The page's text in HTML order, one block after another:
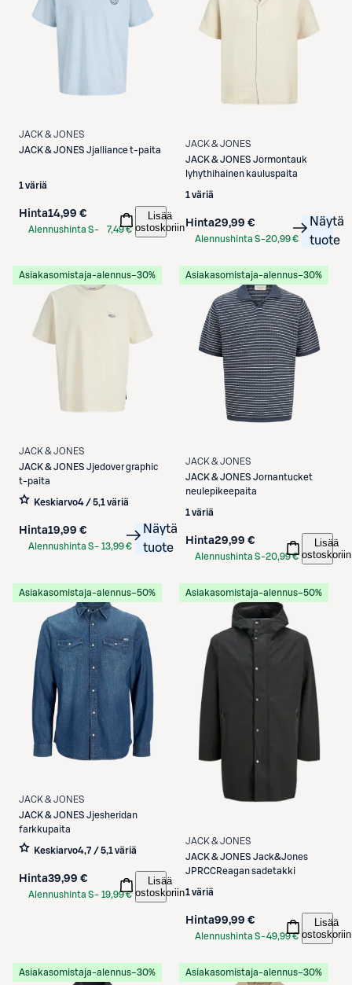
JACK & JONES
JACK & JONES Jjalliance t-paita
1 väriä
Hinta14,99 €
Alennushinta S-
7,49 €
Lisää
ostoskoriin
JACK & JONES
JACK & JONES Jormontauk
lyhythihainen kauluspaita
1 väriä
Hinta29,99 €
Alennushinta S-20,99 €
Näytä
tuote
Asiakasomistaja-alennus−30%
JACK & JONES
JACK & JONES Jjedover graphic
t-paita
Keskiarvo4 / 5,1 väriä
Hinta19,99 €
Alennushinta S- 13,99 €
Näytä
tuote
Asiakasomistaja-alennus−30%
JACK & JONES
JACK & JONES Jornantucket
neulepikeepaita
1 väriä
Hinta29,99 €
Alennushinta S-20,99 €
Lisää
ostoskoriin
Asiakasomistaja-alennus−50%
JACK & JONES
JACK & JONES Jjesheridan
farkkupaita
Keskiarvo4,7 / 5,1 väriä
Hinta39,99 €
Alennushinta S- 19,99 €
Lisää
ostoskoriin
Asiakasomistaja-alennus−50%
JACK & JONES
JACK & JONES Jack&Jones
JPRCCReagan sadetakki
1 väriä
Hinta99,99 €
Alennushinta S-49,99 €
Lisää
ostoskoriin
Asiakasomistaja-alennus−30% Asiakasomistaja-alennus−30%